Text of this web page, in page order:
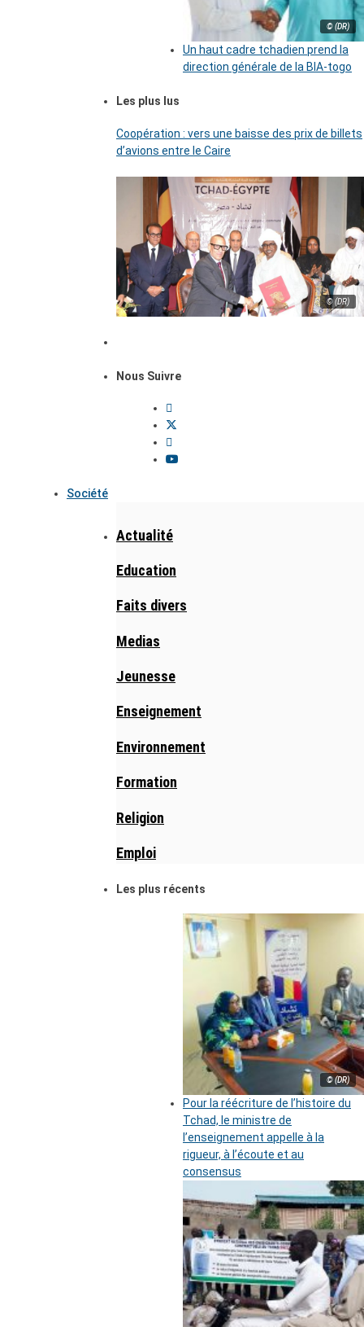
© (DR)
Un haut cadre tchadien prend la
direction générale de la BIA-togo
Les plus lus
Coopération : vers une baisse des prix de billets
d’avions entre le Caire
© (DR)
Nous Suivre
Société
Actualité
Education
Faits divers
Medias
Jeunesse
Enseignement
Environnement
Formation
Religion
Emploi
Les plus récents
© (DR)
Pour la réécriture de l’histoire du
Tchad, le ministre de
l’enseignement appelle à la
rigueur, à l’écoute et au
consensus